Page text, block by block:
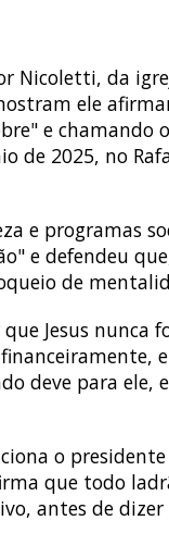
Nicoletti, da
ele
e chamando
de 2025, no
e programas
e defendeu
de
Jesus
deve para
o
que todo
antes de